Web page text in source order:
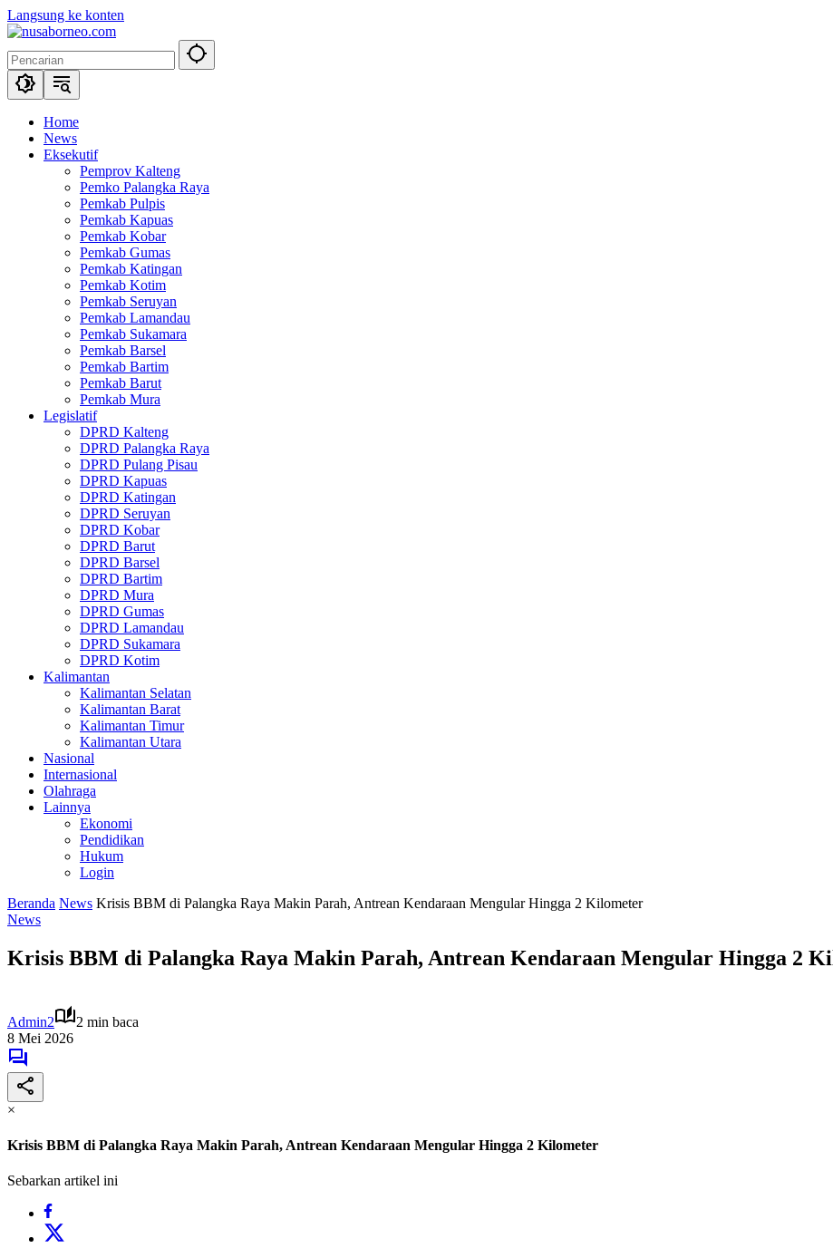
Langsung ke konten
Home
News
Eksekutif
Pemprov Kalteng
Pemko Palangka Raya
Pemkab Pulpis
Pemkab Kapuas
Pemkab Kobar
Pemkab Gumas
Pemkab Katingan
Pemkab Kotim
Pemkab Seruyan
Pemkab Lamandau
Pemkab Sukamara
Pemkab Barsel
Pemkab Bartim
Pemkab Barut
Pemkab Mura
Legislatif
DPRD Kalteng
DPRD Palangka Raya
DPRD Pulang Pisau
DPRD Kapuas
DPRD Katingan
DPRD Seruyan
DPRD Kobar
DPRD Barut
DPRD Barsel
DPRD Bartim
DPRD Mura
DPRD Gumas
DPRD Lamandau
DPRD Sukamara
DPRD Kotim
Kalimantan
Kalimantan Selatan
Kalimantan Barat
Kalimantan Timur
Kalimantan Utara
Nasional
Internasional
Olahraga
Lainnya
Ekonomi
Pendidikan
Hukum
Login
Beranda News Krisis BBM di Palangka Raya Makin Parah, Antrean Kendaraan Mengular Hingga 2 Kilometer
News
Krisis BBM di Palangka Raya Makin Parah, Antrean Kendaraan Mengular Hingga 2
Admin2
2 min baca
8 Mei 2026
×
Krisis BBM di Palangka Raya Makin Parah, Antrean Kendaraan Mengular Hingga 2 Kilometer
Sebarkan artikel ini